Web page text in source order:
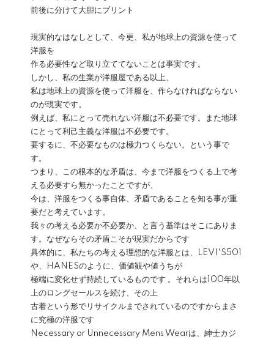
前後に分けて大胆にプリント
現実的なはなしとして、今更、私が地球上の資源を使って
洋服を
作る必要性など取り立ててないことは事実です。
しかし、私の生業が洋服屋である以上、
私は地球上の資源を使って洋服を、作らなければならない
のが現実です。
例えば、私にとって売れない洋服は不必要です。また地球
にとって利己主義な洋服は不必要です。
要するに、不必要なものは極力つくらない。という事で
す。
つまり、この根本的な矛盾は、今まで洋服をつくる上で考
える必要すら無かったことですが、
今は、洋服をつくる事自体、矛盾であることを知る事が重
要だと考えています。
我々の考える必要か不必要か、と言う基準はそこにありま
す。なぜならその矛盾こそが現実だからです
具体的に、私たちの考える理想的な洋服とは、LEVI'S501
や、HANESのように、価値観や値うちが
極端に変化せず持続しているものです 。それらは100年以
上のロングセールスを続け、その上
古着という形でリサイクルまでされているのですからまさ
に究極の洋服です
Necessary or Unnecessary Mens Wearは、紳士カジ